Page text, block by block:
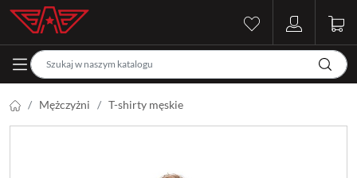
Mężczyżni T-shirty męskie